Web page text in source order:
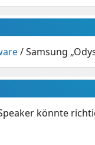
/Samsung
könnte